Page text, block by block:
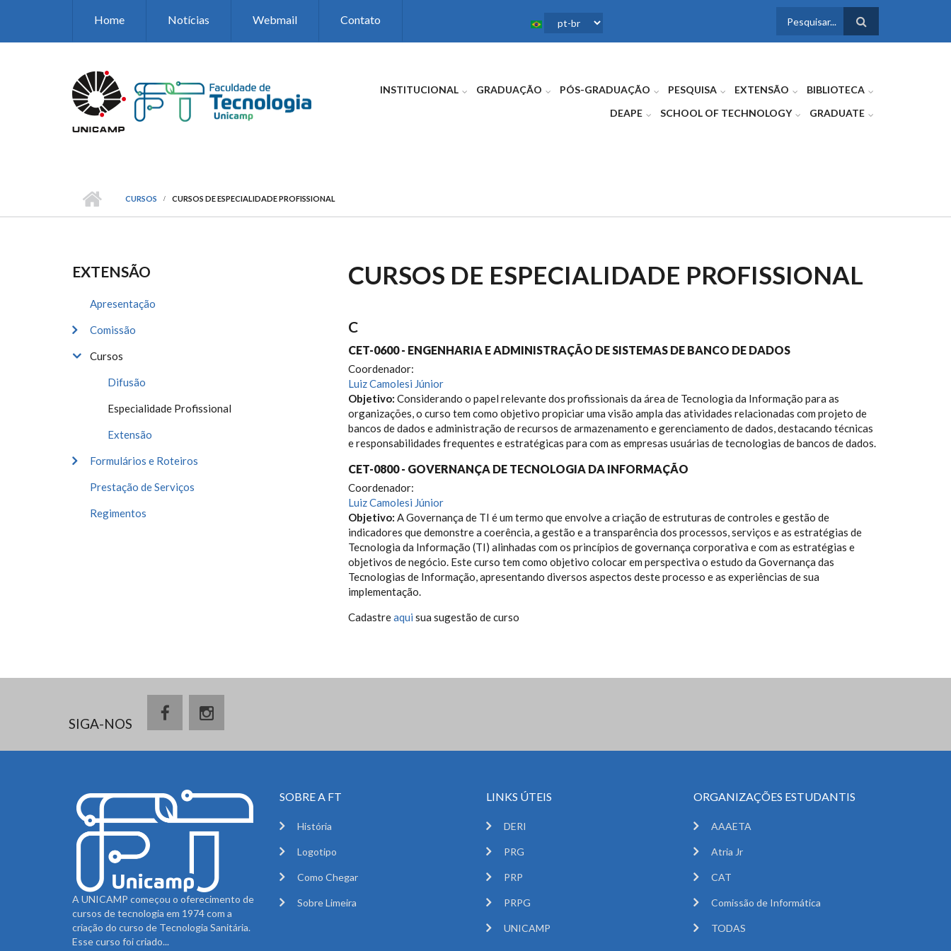
Home Notícias Webmail Contato
FORMULÁRIO
INSTITUCIONAL GRADUAÇÃO PÓS-GRADUAÇÃO PESQUISA EXTENSÃO
BIBLIOTECA
DEAPE
SCHOOL OF TECHNOLOGY GRADUATE
CURSOS CURSOS DE ESPECIALIDADE PROFISSIONAL
EXTENSÃO
Apresentação
Comissão
Cursos
Difusão
Especialidade Profissional
Extensão
Formulários e Roteiros
Prestação de Serviços
Regimentos
CURSOS DE ESPECIALIDADE PROFISSIONAL
C
CET-0600 - ENGENHARIA E ADMINISTRAÇÃO DE SISTEMAS DE BANCO DE DADOS
Coordenador:
Luiz Camolesi Júnior
Objetivo: Considerando o papel relevante dos profissionais da área de Tecnologia da Informação para as
organizações, o curso tem como objetivo propiciar uma visão ampla das atividades relacionadas com projeto de
bancos de dados e administração de recursos de armazenamento e gerenciamento de dados, destacando técnicas
e responsabilidades frequentes e estratégicas para com as empresas usuárias de tecnologias de bancos de dados.
CET-0800 - GOVERNANÇA DE TECNOLOGIA DA INFORMAÇÃO
Coordenador:
Luiz Camolesi Júnior
Objetivo: A Governança de TI é um termo que envolve a criação de estruturas de controles e gestão de
indicadores que demonstre a coerência, a gestão e a transparência dos processos, serviços e as estratégias de
Tecnologia da Informação (TI) alinhadas com os princípios de governança corporativa e com as estratégias e
objetivos de negócio. Este curso tem como objetivo colocar em perspectiva o estudo da Governança das
Tecnologias de Informação, apresentando diversos aspectos deste processo e as experiências de sua
implementação.
Cadastreaqui sua sugestão de curso
SIGA-NOS
A UNICAMP começou o oferecimento de
cursos de tecnologia em 1974 com a
criação do curso de Tecnologia Sanitária.
Esse curso foi criado...
SOBRE A FT
História
Logotipo
Como Chegar
Sobre Limeira
LINKS ÚTEIS
DERI
PRG
PRP
PRPG
UNICAMP
ORGANIZAÇÕES ESTUDANTIS
AAAETA
Atria Jr
CAT
Comissão de Informática
TODAS